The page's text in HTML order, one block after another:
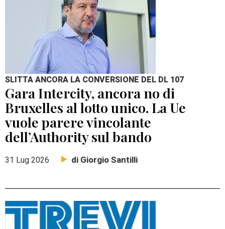
SLITTA ANCORA LA CONVERSIONE DEL DL 107
Gara Intercity, ancora no di
Bruxelles al lotto unico. La Ue
vuole parere vincolante
dell’Authority sul bando
31 Lug 2026 di Giorgio Santilli